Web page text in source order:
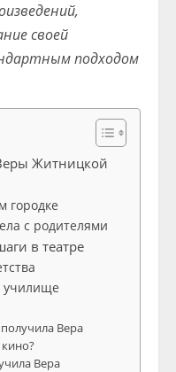
своей
подходом
Житницкой
городке
с родителями
в театре
училище
Вера
Вера